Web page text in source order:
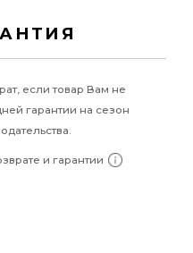
если товар Вам не
гарантии на сезон
и гарантии